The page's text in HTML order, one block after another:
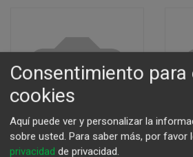
Consentimiento para
cookies
Aquí puede ver y personalizar la
sobre usted. Para saber más, por favor
privacidad de privacidad.